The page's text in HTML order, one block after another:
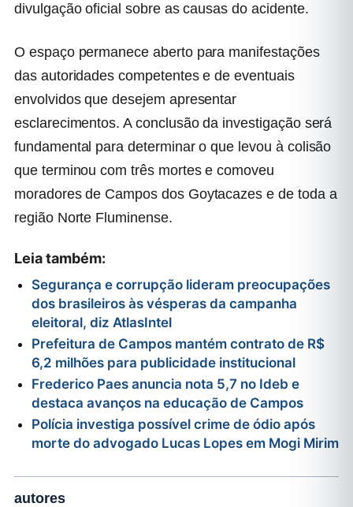
divulgação oficial sobre as causas do acidente.
O espaço permanece aberto para manifestações
das autoridades competentes e de eventuais
envolvidos que desejem apresentar
esclarecimentos. A conclusão da investigação será
fundamental para determinar o que levou à colisão
que terminou com três mortes e comoveu
moradores de Campos dos Goytacazes e de toda a
região Norte Fluminense.
Leia também:
Segurança e corrupção lideram preocupações
dos brasileiros às vésperas da campanha
eleitoral, diz AtlasIntel
Prefeitura de Campos mantém contrato de R$
6,2 milhões para publicidade institucional
Frederico Paes anuncia nota 5,7 no Ideb e
destaca avanços na educação de Campos
Polícia investiga possível crime de ódio após
morte do advogado Lucas Lopes em Mogi Mirim
autores